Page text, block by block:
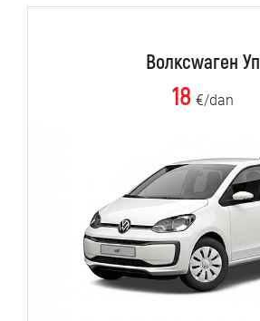
Волксwаген Уп
18 €/dan